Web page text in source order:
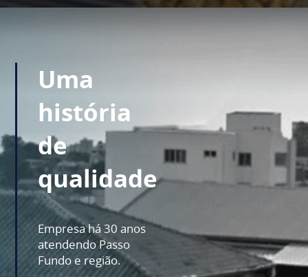
Uma
história
de
qualidade
Empresa há 30 anos
atendendo Passo
Fundo e região.